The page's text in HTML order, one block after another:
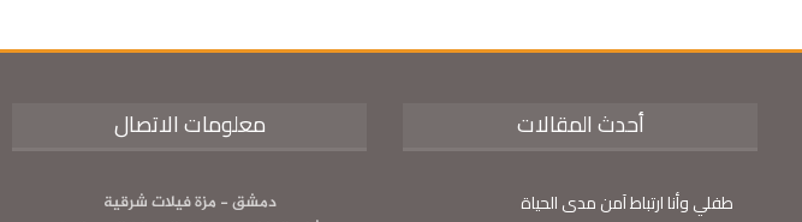
أحدث المقالات
طفلي وأنا ارتباط آمن مدى الحياة
معلومات الاتصال
دمشق - مزة فيلات شرقية